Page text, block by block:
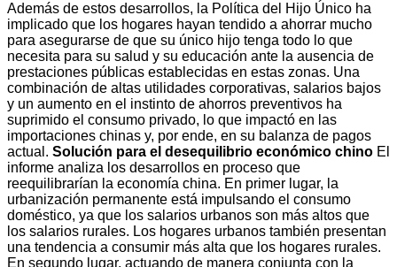
Además de estos desarrollos, la Política del Hijo Único ha
implicado que los hogares hayan tendido a ahorrar mucho
para asegurarse de que su único hijo tenga todo lo que
necesita para su salud y su educación ante la ausencia de
prestaciones públicas establecidas en estas zonas. Una
combinación de altas utilidades corporativas, salarios bajos
y un aumento en el instinto de ahorros preventivos ha
suprimido el consumo privado, lo que impactó en las
importaciones chinas y, por ende, en su balanza de pagos
actual. Solución para el desequilibrio económico chino El
informe analiza los desarrollos en proceso que
reequilibrarían la economía china. En primer lugar, la
urbanización permanente está impulsando el consumo
doméstico, ya que los salarios urbanos son más altos que
los salarios rurales. Los hogares urbanos también presentan
una tendencia a consumir más alta que los hogares rurales.
En segundo lugar, actuando de manera conjunta con la